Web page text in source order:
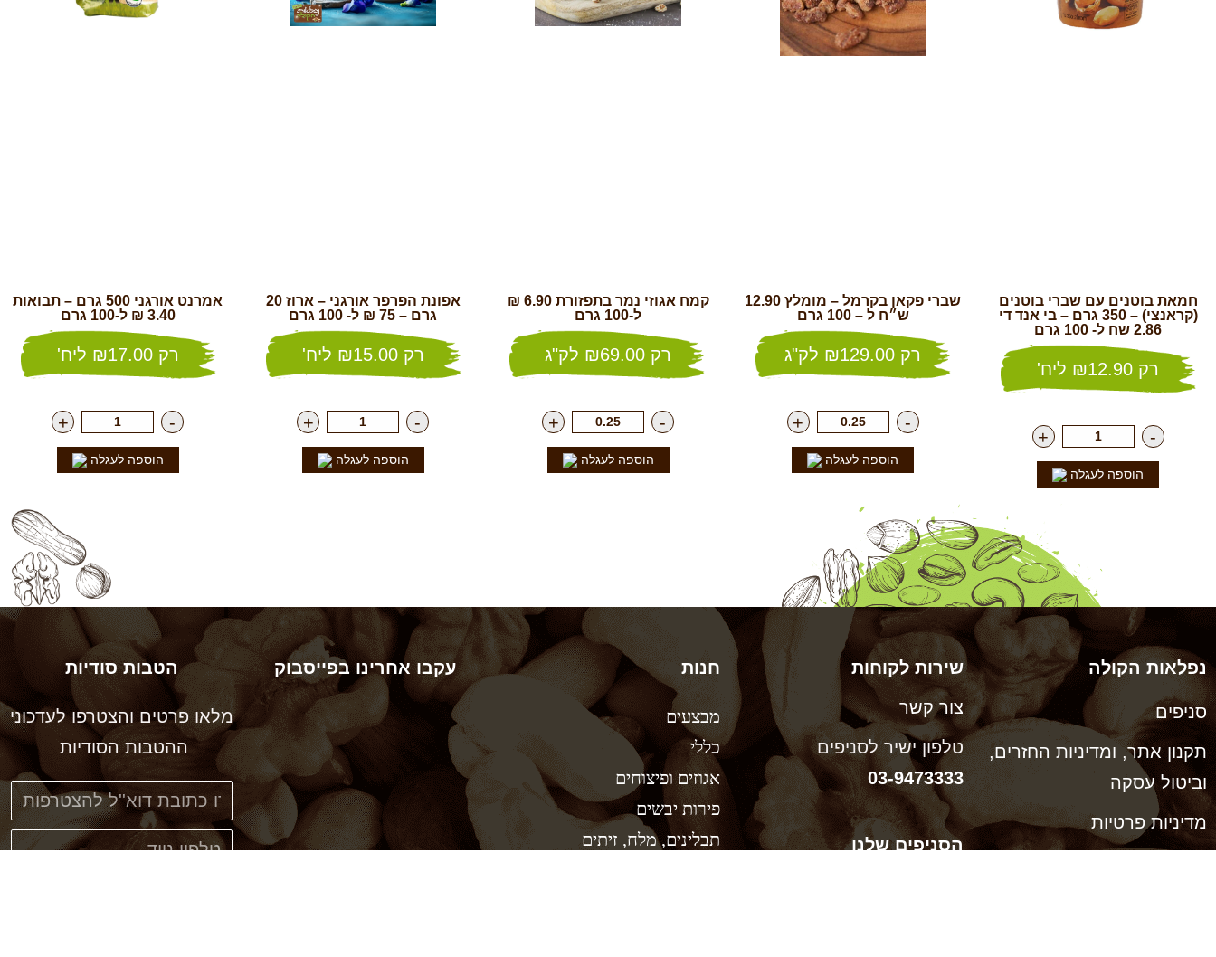
חמאת בוטנים עם שברי בוטנים
(קראנצי) – 350 גרם – בי אנד די
2.86 שח ל- 100 גרם
רק ₪12.90 ליח'
-
+
הוספה לעגלה
שברי פקאן בקרמל – מומלץ 12.90
ש״ח ל – 100 גרם
רק ₪129.00 לק"ג
-
+
הוספה לעגלה
קמח אגוזי נמר בתפזורת 6.90 ₪
ל-100 גרם
רק ₪69.00 לק"ג
-
+
הוספה לעגלה
אפונת הפרפר אורגני – ארוז 20
גרם – 75 ₪ ל- 100 גרם
רק ₪15.00 ליח'
-
+
הוספה לעגלה
אמרנט אורגני 500 גרם – תבואות
3.40 ₪ ל-100 גרם
רק ₪17.00 ליח'
-
+
הוספה לעגלה
נפלאות הקולה
סניפים
תקנון אתר, ומדיניות החזרים,
וביטול עסקה
מדיניות פרטיות
שירות לקוחות
צור קשר
טלפון ישיר לסניפים
03-9473333
הסניפים שלנו
חנות
מבצעים
כללי
אגוזים ופיצוחים
פירות יבשים
תבלינים, מלח, זיתים
עקבו אחרינו בפייסבוק הטבות סודיות
מלאו פרטים והצטרפו לעדכוני
ההטבות הסודיות